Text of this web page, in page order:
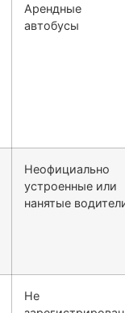
Арендные
автобусы
Неофициально
устроенные или
нанятые
Не